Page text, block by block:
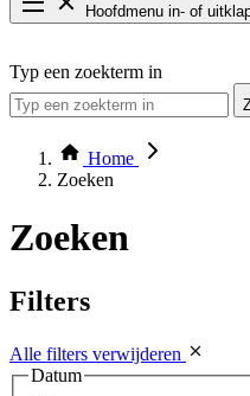
Hoofdmenu in- of
Thema COVID-19
Bekijk per
Typ een zoekterm in
Home
Zoeken
Zoeken
Filters
Alle filters verwijderen
Datum